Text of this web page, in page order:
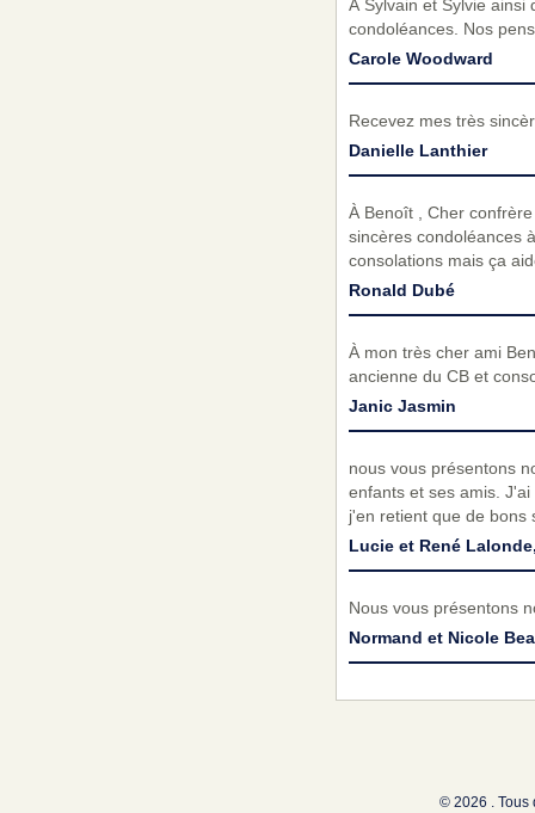
À Sylvain et Sylvie ainsi
condoléances. Nos
Carole Woodward
Recevez mes très
Danielle Lanthier
À Benoît , Cher
sincères condoléances
consolations mais ça
Ronald Dubé
À mon très cher ami
ancienne du CB et
Janic Jasmin
nous vous présentons
enfants et ses amis.
j'en retient que de bons
Lucie et René
Nous vous présentons
Normand et Nicole
© 2026 . Tous